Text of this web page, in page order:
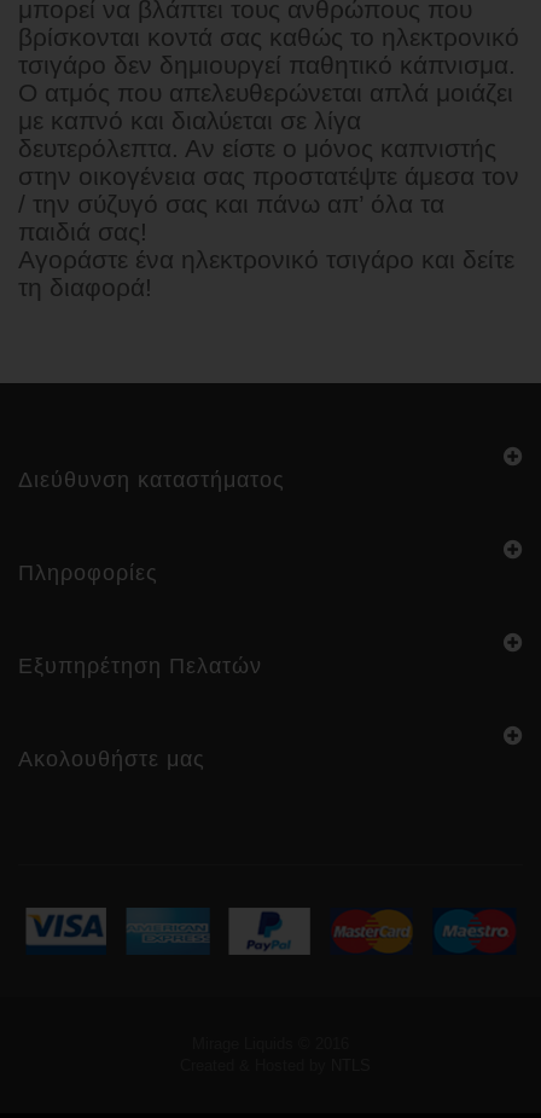
μπορεί να βλάπτει τους ανθρώπους που
βρίσκονται κοντά σας καθώς το ηλεκτρονικό
τσιγάρο δεν δημιουργεί παθητικό κάπνισμα.
Ο ατμός που απελευθερώνεται απλά μοιάζει
με καπνό και διαλύεται σε λίγα
δευτερόλεπτα. Αν είστε ο μόνος καπνιστής
στην οικογένεια σας προστατέψτε άμεσα τον
/ την σύζυγό σας και πάνω απ’ όλα τα
παιδιά σας!
Αγοράστε ένα ηλεκτρονικό τσιγάρο και δείτε
τη διαφορά!
Διεύθυνση καταστήματος
Πληροφορίες
Εξυπηρέτηση Πελατών
Ακολουθήστε μας